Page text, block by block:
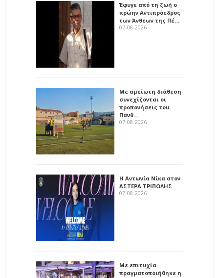
Έφυγε από τη ζωή ο
πρώην Αντιπρόεδρος
των Άνθεων της Πέ…
07-08-2026
Με αμείωτη διάθεση
συνεχίζονται οι
προπονήσεις του
Πανθ…
07-08-2026
Η Αντωνία Νίκα στον
ΑΣΤΕΡΑ ΤΡΙΠΟΛΗΣ
07-08-2026
Με επιτυχία
πραγματοποιήθηκε η